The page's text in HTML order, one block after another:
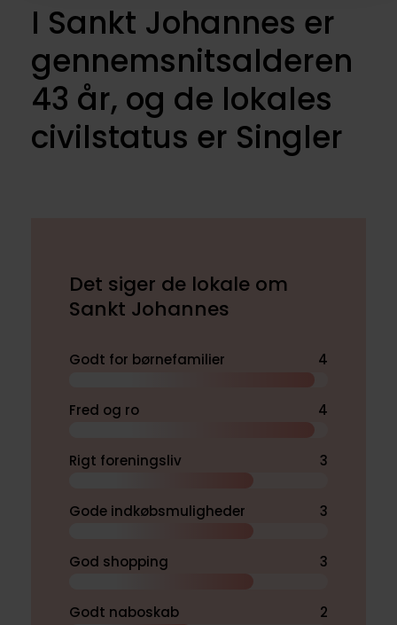
I Sankt Johannes er
gennemsnitsalderen
43 år, og de lokales
civilstatus er Singler
Det siger de lokale om
Sankt Johannes
Godt for børnefamilier 4
Fred og ro 4
Rigt foreningsliv 3
Gode indkøbsmuligheder 3
God shopping 3
Godt naboskab 2